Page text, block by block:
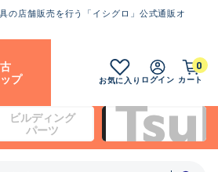
の店舗販売を行う「イシグロ」公式通販オ
プ
お気に入り ログイン カート
0
ビルディング
パーツ
ンクとは？
SA
新古品（メーカー問屋から仕
入れた未使用品）
※店頭展示時の置き傷が付いている
ものも含む